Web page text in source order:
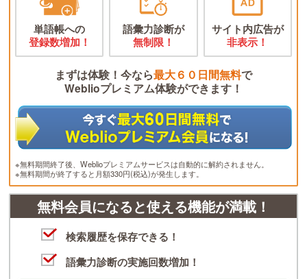
単語帳への
登録数増加！
語彙力診断が
無制限！
サイト内広告が
非表示！
まずは体験！今なら最大６０日間無料で
Weblioプレミアム体験ができます！
※無料期間終了後、Weblioプレミアムサービスは自動的に解約されません。
※無料期間が終了すると月額330円(税込)が発生します。
無料会員になると使える機能が満載！
検索履歴を保存できる！
語彙力診断の実施回数増加！